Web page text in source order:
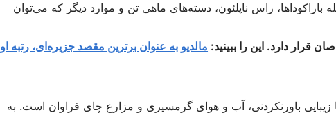
راس ناپلئون، دسته‌های ماهی تن و موارد دیگر که می‌توان
قرار دارد. این را ببینید: مالدیو به عنوان برترین مقصد جزیره‌ای، رتبه
زیبایی باورنکردنی، آب و هوای گرمسیری و مزارع چای فراوان است. به